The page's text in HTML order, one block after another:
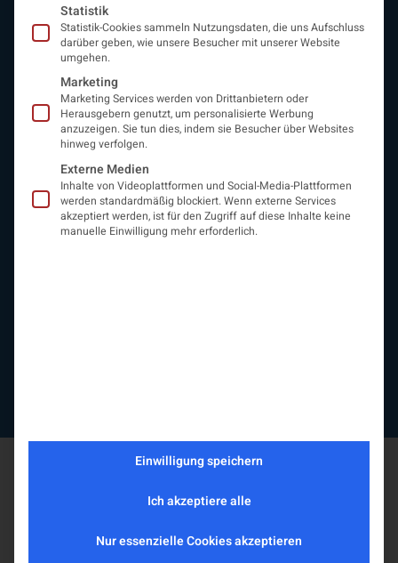
ÖGN
Über uns
Vorstand
Arbeitsgemeinschaften
assoziierte Gesellschaften
Statistik
Statistik-Cookies sammeln Nutzungsdaten, die uns Aufschluss
darüber geben, wie unsere Besucher mit unserer Website
umgehen.
Marketing
Marketing Services werden von Drittanbietern oder
Herausgebern genutzt, um personalisierte Werbung
anzuzeigen. Sie tun dies, indem sie Besucher über Websites
hinweg verfolgen.
Externe Medien
Inhalte von Videoplattformen und Social-Media-Plattformen
werden standardmäßig blockiert. Wenn externe Services
akzeptiert werden, ist für den Zugriff auf diese Inhalte keine
manuelle Einwilligung mehr erforderlich.
Einwilligung speichern
Ich akzeptiere alle
Nur essenzielle Cookies akzeptieren